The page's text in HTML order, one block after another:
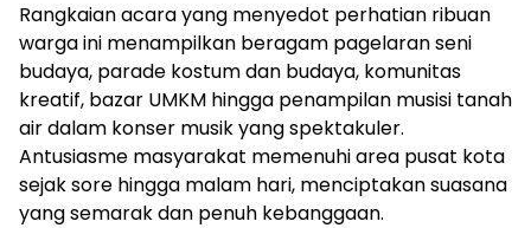
Rangkaian acara yang menyedot perhatian ribuan
warga ini menampilkan beragam pagelaran seni
budaya, parade kostum dan budaya, komunitas
kreatif, bazar UMKM hingga penampilan musisi tanah
air dalam konser musik yang spektakuler.
Antusiasme masyarakat memenuhi area pusat kota
sejak sore hingga malam hari, menciptakan suasana
yang semarak dan penuh kebanggaan.